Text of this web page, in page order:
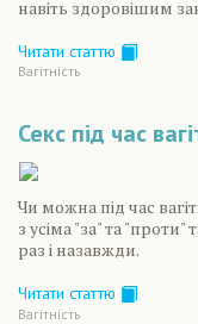
навіть здоровішим
Читати статтю
Вагiтнiсть
Секс під час
Чи можна під час
з усіма "за" та
раз і назавжди.
Читати статтю
Вагiтнiсть